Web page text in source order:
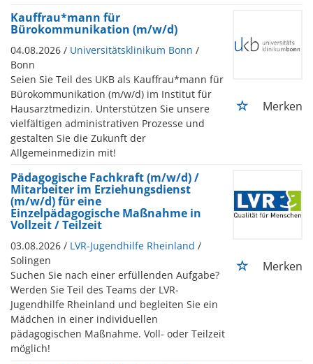
Kauffrau*mann für
Bürokommunikation (m/w/d)
04.08.2026 / Universitätsklinikum Bonn /
Bonn
Seien Sie Teil des UKB als Kauffrau*mann für
Bürokommunikation (m/w/d) im Institut für
Hausarztmedizin. Unterstützen Sie unsere
vielfältigen administrativen Prozesse und
gestalten Sie die Zukunft der
Allgemeinmedizin mit!
Merken
Pädagogische Fachkraft (m/w/d) /
Mitarbeiter im Erziehungsdienst
(m/w/d) für eine
Einzelpädagogische Maßnahme in
Vollzeit / Teilzeit
03.08.2026 / LVR-Jugendhilfe Rheinland /
Solingen
Suchen Sie nach einer erfüllenden Aufgabe?
Werden Sie Teil des Teams der LVR-
Jugendhilfe Rheinland und begleiten Sie ein
Mädchen in einer individuellen
pädagogischen Maßnahme. Voll- oder Teilzeit
möglich!
Merken